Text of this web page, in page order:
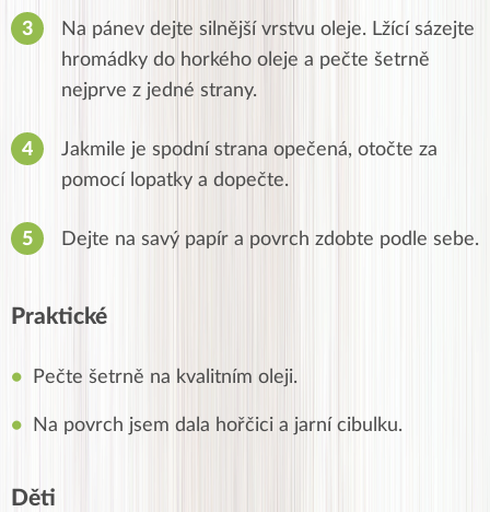
Na pánev dejte silnější vrstvu oleje. Lžící sázejte
hromádky do horkého oleje a pečte šetrně
nejprve z jedné strany.
Jakmile je spodní strana opečená, otočte za
pomocí lopatky a dopečte.
Dejte na savý papír a povrch zdobte podle sebe.
Praktické
Pečte šetrně na kvalitním oleji.
Na povrch jsem dala hořčici a jarní cibulku.
Děti